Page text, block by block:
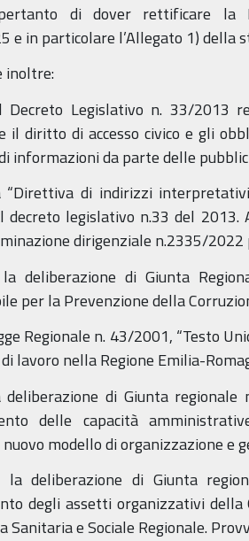
di dover rettificare la
e in particolare l’Allegato 1) della
inoltre:
Legislativo n. 33/2013
il diritto di accesso civico e gli
informazioni da parte delle
di indirizzi interpretativi
decreto legislativo n.33 del 2013.
dirigenziale n.2335/
di Giunta
per la Prevenzione della
n. 43/2001, “Testo
lavoro nella Regione Emilia-
di Giunta regionale n.
delle capacità
modello di organizzazione e
di Giunta
degli assetti organizzativi della
Sanitaria e Sociale Regionale.